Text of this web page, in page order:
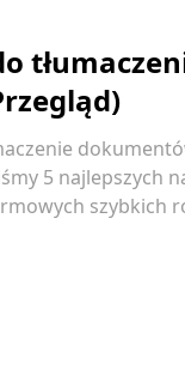
5 najlepszych
szybkich